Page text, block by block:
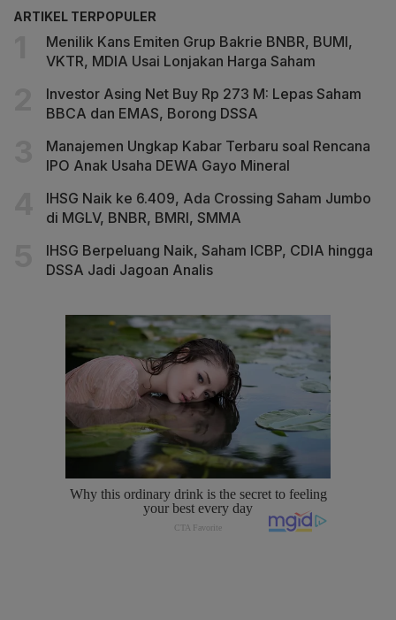
ARTIKEL TERPOPULER
Menilik Kans Emiten Grup Bakrie BNBR, BUMI,
VKTR, MDIA Usai Lonjakan Harga Saham
Investor Asing Net Buy Rp 273 M: Lepas Saham
BBCA dan EMAS, Borong DSSA
Manajemen Ungkap Kabar Terbaru soal Rencana
IPO Anak Usaha DEWA Gayo Mineral
IHSG Naik ke 6.409, Ada Crossing Saham Jumbo
di MGLV, BNBR, BMRI, SMMA
IHSG Berpeluang Naik, Saham ICBP, CDIA hingga
DSSA Jadi Jagoan Analis